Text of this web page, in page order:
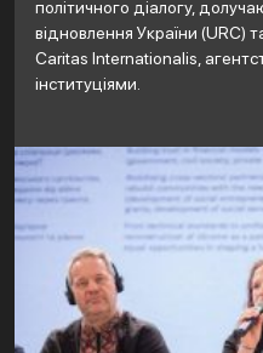
політичного діалогу,
відновлення України (URC)
Caritas Internationalis,
інституціями.